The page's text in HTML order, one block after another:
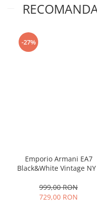
-27%
Emporio Armani EA7
Black&White Vintage
999,00 RON
729,00 RON